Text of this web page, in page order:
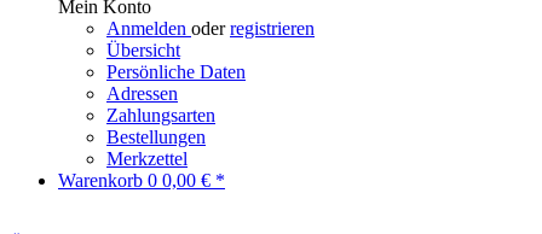
Mein Konto
Anmelden oderregistrieren
Übersicht
Persönliche Daten
Adressen
Zahlungsarten
Bestellungen
Merkzettel
Warenkorb 0 0,00 € *